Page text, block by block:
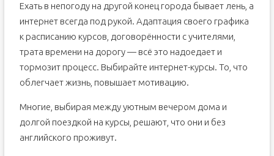
Ехать в непогоду на другой конец города бывает лень, а
интернет всегда под рукой. Адаптация своего графика
к расписанию курсов, договорённости с учителями,
трата времени на дорогу — всё это надоедает и
тормозит процесс. Выбирайте интернет-курсы. То, что
облегчает жизнь, повышает мотивацию.
Многие, выбирая между уютным вечером дома и
долгой поездкой на курсы, решают, что они и без
английского проживут.